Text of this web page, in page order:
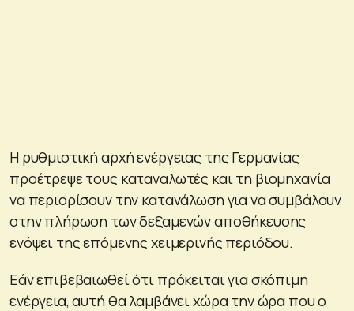
Η ρυθμιστική αρχή ενέργειας της Γερμανίας
προέτρεψε τους καταναλωτές και τη βιομηχανία
να περιορίσουν την κατανάλωση για να συμβάλουν
στην πλήρωση των δεξαμενών αποθήκευσης
ενόψει της επόμενης χειμερινής περιόδου.
Εάν επιβεβαιωθεί ότι πρόκειται για σκόπιμη
ενέργεια, αυτή θα λαμβάνει χώρα την ώρα που ο